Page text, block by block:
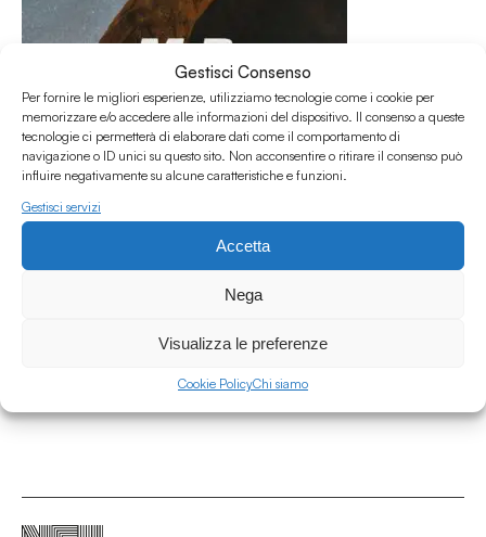
Gestisci Consenso
Per fornire le migliori esperienze, utilizziamo tecnologie come i cookie per
memorizzare e/o accedere alle informazioni del dispositivo. Il consenso a queste
tecnologie ci permetterà di elaborare dati come il comportamento di
navigazione o ID unici su questo sito. Non acconsentire o ritirare il consenso può
influire negativamente su alcune caratteristiche e funzioni.
Gestisci servizi
Accetta
Nega
Visualizza le preferenze
Cookie PolicyChi siamo
M:R — 2526 — 91